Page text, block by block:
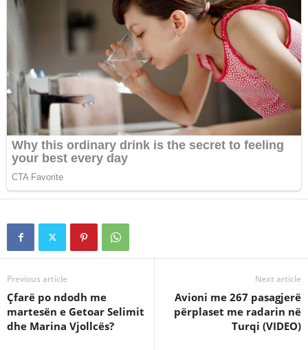
Previous article
Çfarë po ndodh me
martesën e Getoar Selimit
dhe Marina Vjollcës?
Next article
Avioni me 267 pasagjerë
përplaset me radarin në
Turqi (VIDEO)